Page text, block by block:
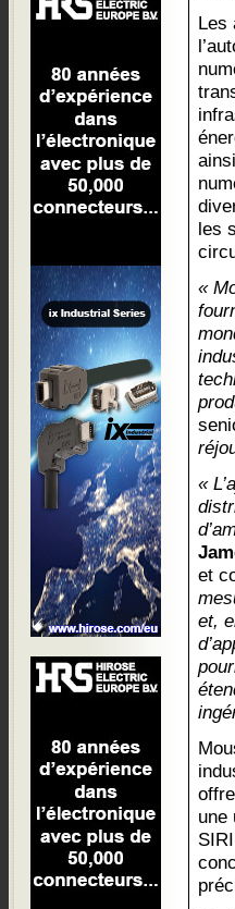
Les
les
«
«
et
et,
une